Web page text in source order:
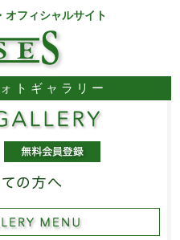
オフィシャルサイト
トギャラリー